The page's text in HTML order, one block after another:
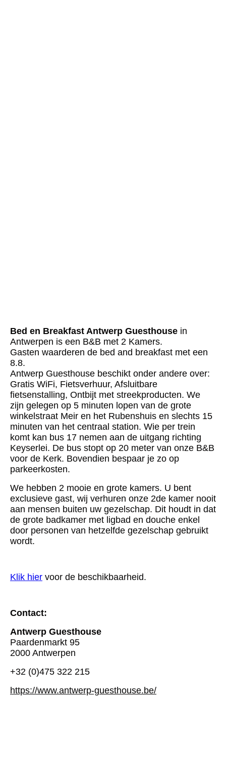
Bed en Breakfast Antwerp Guesthouse in
Antwerpen is een B&B met 2 Kamers.
Gasten waarderen de bed and breakfast met een
8.8.
Antwerp Guesthouse beschikt onder andere over:
Gratis WiFi, Fietsverhuur, Afsluitbare
fietsenstalling, Ontbijt met streekproducten. We
zijn gelegen op 5 minuten lopen van de grote
winkelstraat Meir en het Rubenshuis en slechts 15
minuten van het centraal station. Wie per trein
komt kan bus 17 nemen aan de uitgang richting
Keyserlei. De bus stopt op 20 meter van onze B&B
voor de Kerk. Bovendien bespaar je zo op
parkeerkosten.
We hebben 2 mooie en grote kamers. U bent
exclusieve gast, wij verhuren onze 2de kamer nooit
aan mensen buiten uw gezelschap. Dit houdt in dat
de grote badkamer met ligbad en douche enkel
door personen van hetzelfde gezelschap gebruikt
wordt.
Klik hier voor de beschikbaarheid.
Contact:
Antwerp Guesthouse
Paardenmarkt 95
2000 Antwerpen
+32 (0)475 322 215
https://www.antwerp-guesthouse.be/